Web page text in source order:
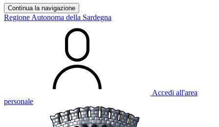
Continua la navigazione
Regione Autonoma della Sardegna
Accedi all'area
personale